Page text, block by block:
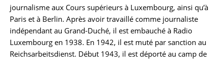
journalisme aux Cours supérieurs à Luxembourg, ainsi qu’à
Paris et à Berlin. Après avoir travaillé comme journaliste
indépendant au Grand-Duché, il est embauché à Radio
Luxembourg en 1938. En 1942, il est muté par sanction au
Reichsarbeitsdienst. Début 1943, il est déporté au camp de